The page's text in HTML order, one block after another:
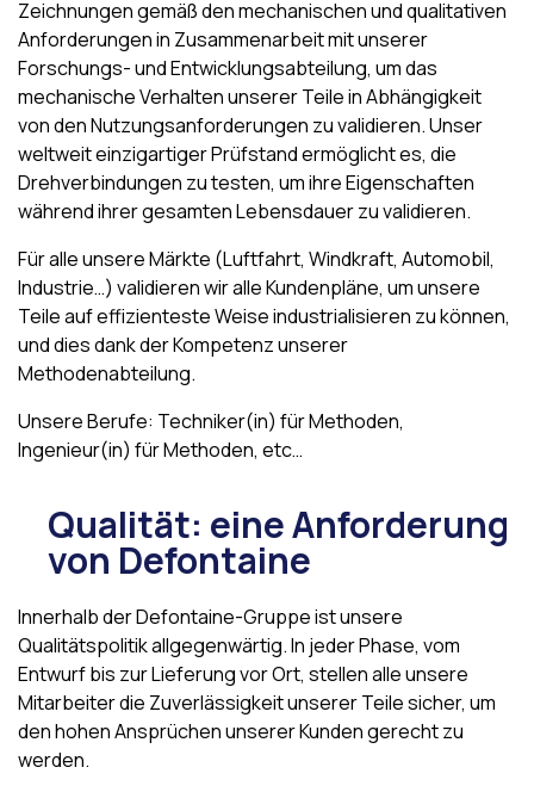
Zeichnungen gemäß den mechanischen und qualitativen
Anforderungen in Zusammenarbeit mit unserer
Forschungs- und Entwicklungsabteilung, um das
mechanische Verhalten unserer Teile in Abhängigkeit
von den Nutzungsanforderungen zu validieren. Unser
weltweit einzigartiger Prüfstand ermöglicht es, die
Drehverbindungen zu testen, um ihre Eigenschaften
während ihrer gesamten Lebensdauer zu validieren.
Für alle unsere Märkte (Luftfahrt, Windkraft, Automobil,
Industrie…) validieren wir alle Kundenpläne, um unsere
Teile auf effizienteste Weise industrialisieren zu können,
und dies dank der Kompetenz unserer
Methodenabteilung.
Unsere Berufe: Techniker(in) für Methoden,
Ingenieur(in) für Methoden, etc…
Qualität: eine Anforderung
von Defontaine
Innerhalb der Defontaine-Gruppe ist unsere
Qualitätspolitik allgegenwärtig. In jeder Phase, vom
Entwurf bis zur Lieferung vor Ort, stellen alle unsere
Mitarbeiter die Zuverlässigkeit unserer Teile sicher, um
den hohen Ansprüchen unserer Kunden gerecht zu
werden.